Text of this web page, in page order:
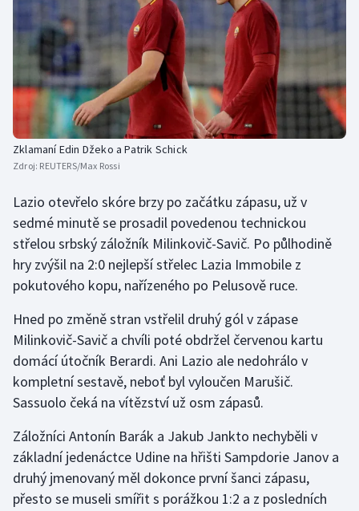
Rychlobruslení
Rychlostní kanoistika
Short track
Sportovní střelba
Stolní tenis
Triatlon
Veslování
Vodní slalom
Volejbal
Ostatní
Zklamaní Edin Džeko a Patrik Schick
Zdroj: REUTERS/Max Rossi
Lazio otevřelo skóre brzy po začátku zápasu, už v
sedmé minutě se prosadil povedenou technickou
střelou srbský záložník Milinkovič-Savič. Po půlhodině
hry zvýšil na 2:0 nejlepší střelec Lazia Immobile z
pokutového kopu, nařízeného po Pelusově ruce.
Hned po změně stran vstřelil druhý gól v zápase
Milinkovič-Savič a chvíli poté obdržel červenou kartu
domácí útočník Berardi. Ani Lazio ale nedohrálo v
kompletní sestavě, neboť byl vyloučen Marušič.
Sassuolo čeká na vítězství už osm zápasů.
Záložníci Antonín Barák a Jakub Jankto nechyběli v
základní jedenáctce Udine na hřišti Sampdorie Janov a
druhý jmenovaný měl dokonce první šanci zápasu,
přesto se museli smířit s porážkou 1:2 a z posledních